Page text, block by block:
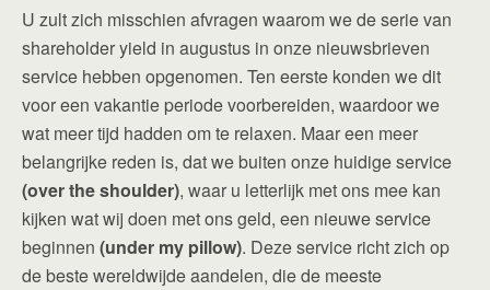
U zult zich misschien afvragen waarom we de serie van
shareholder yield in augustus in onze nieuwsbrieven
service hebben opgenomen. Ten eerste konden we dit
voor een vakantie periode voorbereiden, waardoor we
wat meer tijd hadden om te relaxen. Maar een meer
belangrijke reden is, dat we buiten onze huidige service
(over the shoulder), waar u letterlijk met ons mee kan
kijken wat wij doen met ons geld, een nieuwe service
beginnen (under my pillow). Deze service richt zich op
de beste wereldwijde aandelen, die de meeste